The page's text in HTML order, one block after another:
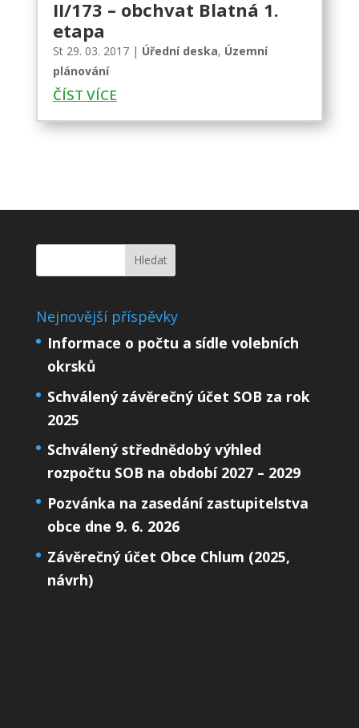
II/173 – obchvat Blatná 1.
etapa
St 29. 03. 2017| Úřední deska, Územní
plánování
ČÍST VÍCE
Nejnovější příspěvky
Informace o počtu a sídle volebních
okrsků
Schválený závěrečný účet SOB za rok
2025
Schválený střednědobý výhled
rozpočtu SOB na období 2027 – 2029
Pozvánka na zasedání zastupitelstva
obce dne 9. 6. 2026
Závěrečný účet Obce Chlum (2025,
návrh)